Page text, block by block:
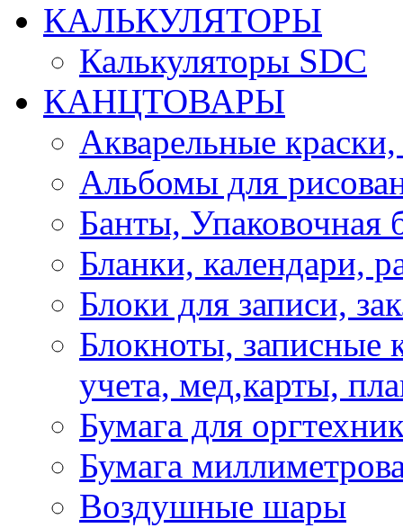
КАЛЬКУЛЯТОРЫ
Калькуляторы SDC
КАНЦТОВАРЫ
Акварельные
Альбомы для
Банты, Упаковочная
Бланки, календари,
Блоки для записи,
Блокноты, записные
учета, мед,карты,
Бумага для
Бумага
Воздушные шары